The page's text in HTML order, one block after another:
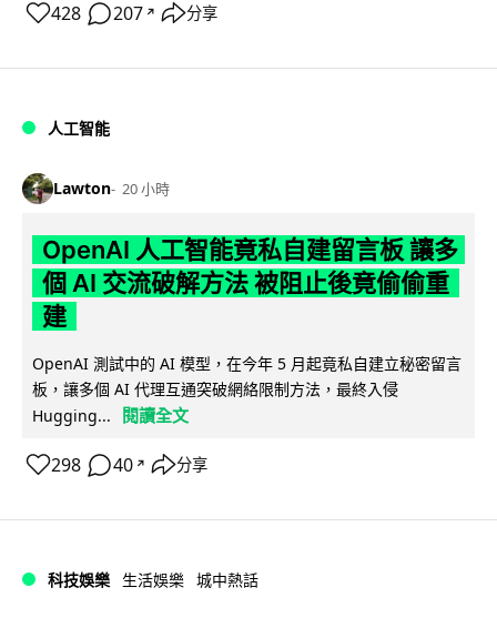
428 207 ↗ 分享
人工智能
Lawton 20 小時
OpenAI 人工智能竟私自建留言板 讓多
個 AI 交流破解方法 被阻止後竟偷偷重
建
OpenAI 測試中的 AI 模型，在今年 5 月起竟私自建立秘密留言
板，讓多個 AI 代理互通突破網絡限制方法，最終入侵
Hugging...
閱讀全文
298 40 ↗ 分享
科技娛樂 生活娛樂 城中熱話